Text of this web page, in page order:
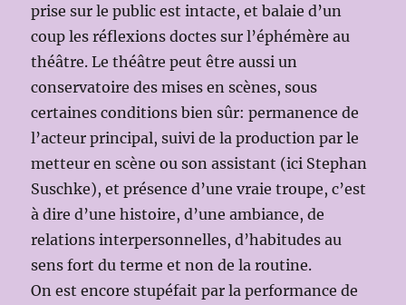
prise sur le public est intacte, et balaie d’un
coup les réflexions doctes sur l’éphémère au
théâtre. Le théâtre peut être aussi un
conservatoire des mises en scènes, sous
certaines conditions bien sûr: permanence de
l’acteur principal, suivi de la production par le
metteur en scène ou son assistant (ici Stephan
Suschke), et présence d’une vraie troupe, c’est
à dire d’une histoire, d’une ambiance, de
relations interpersonnelles, d’habitudes au
sens fort du terme et non de la routine.
On est encore stupéfait par la performance de